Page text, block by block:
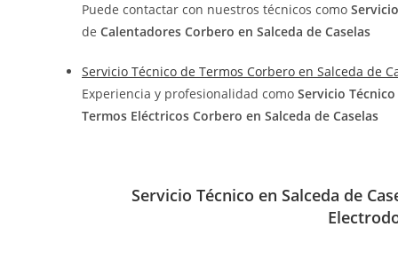
Puede contactar con nuestros técnicos como
de Calentadores Corbero en Salceda de Caselas
Servicio Técnico de Termos Corbero en Salceda de
Experiencia y profesionalidad como Servicio
Termos Eléctricos Corbero en Salceda de Caselas
Servicio Técnico en Salceda de